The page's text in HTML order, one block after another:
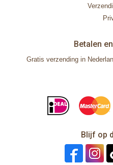
Betalen
Gratis verzending in
Blijf op